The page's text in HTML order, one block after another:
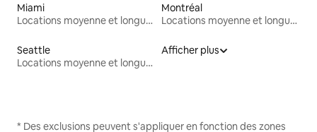
Miami
Locations moyenne et longue durée
Montréal
Locations moyenne et longue durée
Seattle
Locations moyenne et longue durée
Afficher plus
* Des exclusions peuvent s'appliquer en fonction des zones